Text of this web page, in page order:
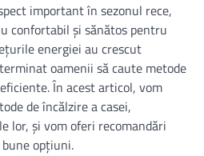
important în sezonul rece,
confortabil și sănătos pentru
energiei au crescut
oamenii să caute metode
În acest articol, vom
de încălzire a casei,
lor, și vom oferi recomandări
opțiuni.